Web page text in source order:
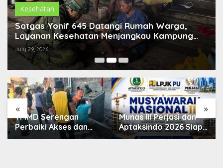
Kesehatan
Satgas Yonif 645 Datangi Rumah Warga,
Layanan Kesehatan Menjangkau Kampung
Muara Nawa
July 29, 2026
« »
TMMD Serengan
Perbaiki Akses dan
Saluran Air, Warga
Munas III Perjasi dan
Aptaksindo 2026 Siap
Digelar, Peserta Dari